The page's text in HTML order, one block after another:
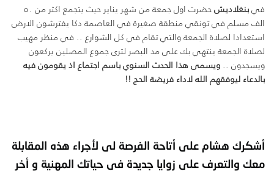
فيبنغلاديش
حضرت اول جمعة من شهر يناير حيث يتجمع اكثر من ٥٠
الف مسلم في تونقي منطقة صغيرة في العاصمة دكا يفترشون الارض
استعدادا لصلاة الجمعة والتي تقام في كل الشوارع .. في منظر مهيب
لصلاة الجمعة ينتهي بك على مد البصر لترى جموع المصلين يركعون
ويسجدون .. ويسمى هذا الحدث السنوي باسم اجتماع اذ يقومون فيه
بالدعاء ليوفقهم الله لاداء فريضة الحج !!
أشكرك هشام على أتاحة الفرصة لى لأجراء هذه المقابلة
معك والتعرف على زوايا جديدة فى حياتك المهنية و أخر